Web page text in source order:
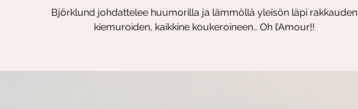
Björklund johdattelee huumorilla ja lämmöllä yleisön läpi rakkauden
kiemuroiden, kaikkine koukeroineen… Oh l’Amour!!